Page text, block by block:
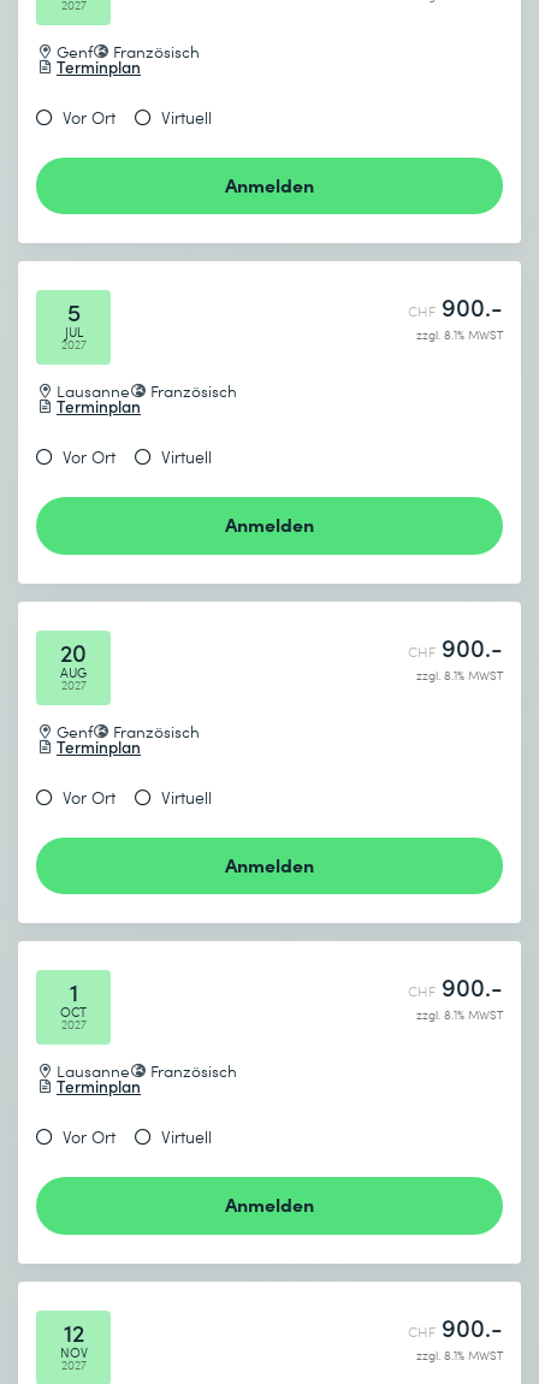
2027
Genf Französisch
Terminplan
Vor Ort Virtuell
Anmelden
5
JUL
2027
Lausanne Französisch
Terminplan
CHF 900.-
zzgl. 8.1% MWST
Vor Ort Virtuell
Anmelden
20
AUG
2027
Genf Französisch
Terminplan
CHF 900.-
zzgl. 8.1% MWST
Vor Ort Virtuell
Anmelden
1
OCT
2027
Lausanne Französisch
Terminplan
CHF 900.-
zzgl. 8.1% MWST
Vor Ort Virtuell
Anmelden
12
NOV
2027
CHF 900.-
zzgl. 8.1% MWST